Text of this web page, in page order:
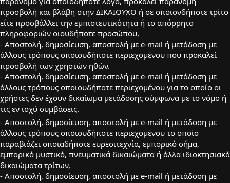
προσβολή και βλάβη στην ΔΙΚΑΙΟΥΧΟ ή σε οποιονδήποτε τρίτο
είτε προσβάλλει την εμπιστευτικότητα ή το απόρρητο
πληροφοριών οιουδήποτε προσώπου,
- Aποστολή, δημοσίευση, αποστολή με e-mail ή μετάδοση με
άλλους τρόπους οποιουδήποτε περιεχομένου που προκαλεί
προσβολή των χρηστών ηθών.
- Aποστολή, δημοσίευση, αποστολή με e-mail ή μετάδοση με
άλλους τρόπους οποιουδήποτε περιεχομένου για το οποίο οι
χρήστες δεν έχουν δικαίωμα μετάδοσης σύμφωνα με το νόμο ή
τις εν ισχύ συμβάσεις.
- Aποστολή, δημοσίευση, αποστολή με e-mail ή μετάδοση με
άλλους τρόπους οποιουδήποτε περιεχομένου το οποίο
παραβιάζει οποιαδήποτε ευρεσιτεχνία, εμπορικό σήμα,
εμπορικό μυστικό, πνευματικά δικαιώματα ή άλλα ιδιοκτησιακά
δικαιώματα τρίτων,
- Aποστολή, δημοσίευση, αποστολή με e-mail ή μετάδοση με